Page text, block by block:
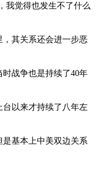
我觉得也发生不了什么
其关系还会进一步恶
战争也是持续了40年
以来才持续了八年左
基本上中美双边关系